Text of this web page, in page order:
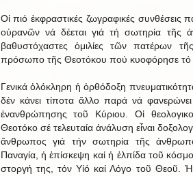
Οἱ πιό ἐκφραστικές ζωγραφικές συνθέσεις
οὐρανῶν νά δέεται γιά τή σωτηρία τῆς
βαθυστόχαστες ὁμιλίες τῶν πατέρων
πρόσωπο τῆς Θεοτόκου πού κυοφόρησε τό
Γενικά ὁλόκληρη ἡ ὀρθόδοξη
δέν κάνει τίποτα ἄλλο παρά νά
ἐνανθρώπησης τοῦ Κύριου. Οἱ
Θεοτόκο σέ τελευταία ἀνάλυση εἶναι
ἄνθρωπος γιά τήν σωτηρία τῆς
Παναγία, ἡ ἐπίσκεψη καί ἡ ἐλπίδα τοῦ
στοργή της, τόν Υἱό καί Λόγο τοῦ Θεοῦ.